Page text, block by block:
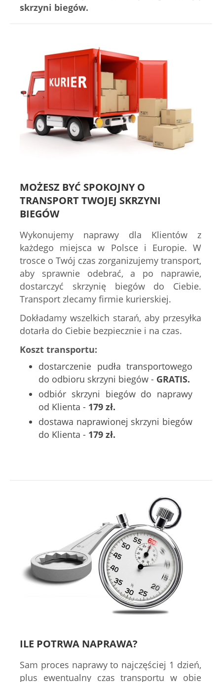
skrzyni biegów.
MOŻESZ BYĆ SPOKOJNY O
TRANSPORT TWOJEJ SKRZYNI
BIEGÓW
Wykonujemy naprawy dla Klientów z
każdego miejsca w Polsce i Europie. W
trosce o Twój czas zorganizujemy transport,
aby sprawnie odebrać, a po naprawie,
dostarczyć skrzynię biegów do Ciebie.
Transport zlecamy firmie kurierskiej.
Dokładamy wszelkich starań, aby przesyłka
dotarła do Ciebie bezpiecznie i na czas.
Koszt transportu:
dostarczenie pudła transportowego
do odbioru skrzyni biegów - GRATIS.
odbiór skrzyni biegów do naprawy
od Klienta - 179 zł.
dostawa naprawionej skrzyni biegów
do Klienta - 179 zł.
ILE POTRWA NAPRAWA?
Sam proces naprawy to najczęściej 1 dzień,
plus ewentualny czas transportu w obie